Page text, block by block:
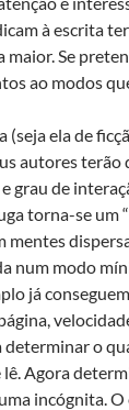
à escrita
Se
ao modos
(seja ela de
autores terão
grau de
torna-se um
mentes
num modo
já
determinar o
Agora
incógnita.